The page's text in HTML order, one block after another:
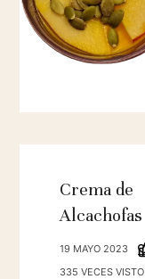
Crema de
Alcachofas
19 MAYO 2023
335 VECES VISTO